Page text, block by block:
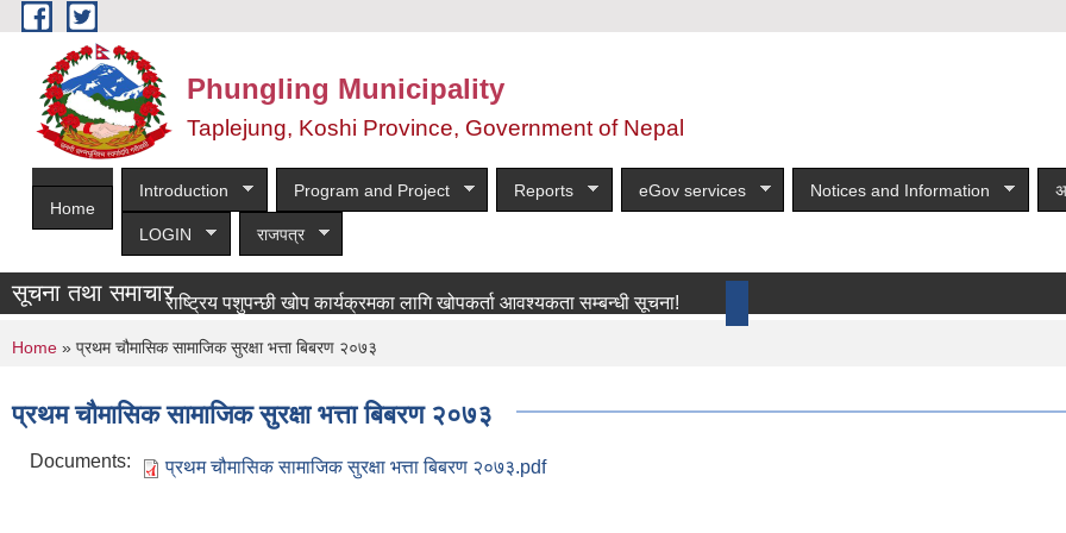
Skip to main content
Phungling Municipality
Taplejung, Koshi Province, Government of Nepal
Home
Introduction Program and Project Reports eGov services Notices and Information
LOGIN राजपत्र
सूचना तथा समाचारराष्ट्रिय पशुपन्छी खोप कार्यक्रमका लागि खोपकर्ता आवश्यकता सम्बन्धी सूचना!
You are here
Home » प्रथम चौमासिक सामाजिक सुरक्षा भत्ता बिबरण २०७३
प्रथम चौमासिक सामाजिक सुरक्षा भत्ता बिबरण २०७३
Documents: प्रथम चौमासिक सामाजिक सुरक्षा भत्ता बिबरण २०७३.pdf